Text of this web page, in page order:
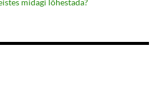
midagi lõhestada?